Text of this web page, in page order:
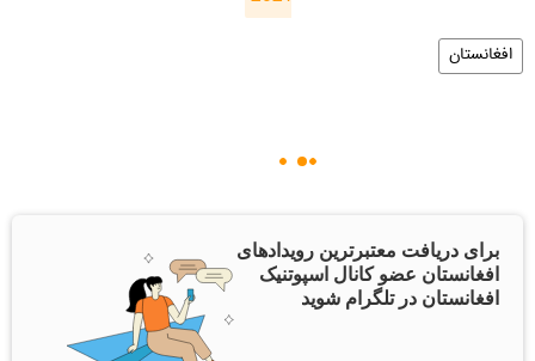
افغانستان
برای دریافت معتبرترین رویدادهای
افغانستان عضو کانال اسپوتنیک
افغانستان در تلگرام شوید